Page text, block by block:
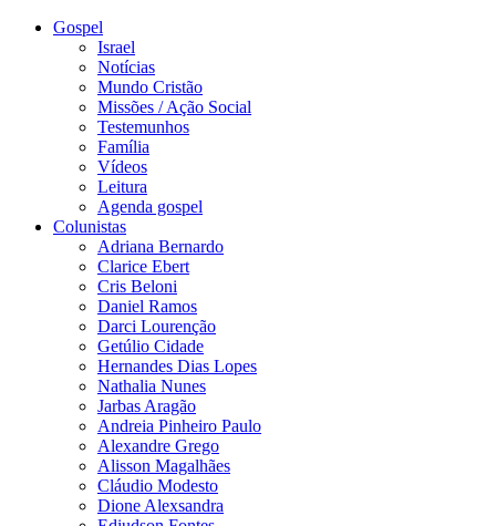
Gospel
Israel
Notícias
Mundo Cristão
Missões / Ação Social
Testemunhos
Família
Vídeos
Leitura
Agenda gospel
Colunistas
Adriana Bernardo
Clarice Ebert
Cris Beloni
Daniel Ramos
Darci Lourenção
Getúlio Cidade
Hernandes Dias Lopes
Nathalia Nunes
Jarbas Aragão
Andreia Pinheiro Paulo
Alexandre Grego
Alisson Magalhães
Cláudio Modesto
Dione Alexsandra